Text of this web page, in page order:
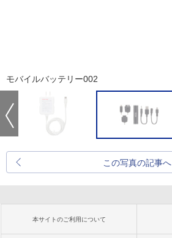
モバイルバッテリー002
この写真の記事へ
本サイトのご利用について